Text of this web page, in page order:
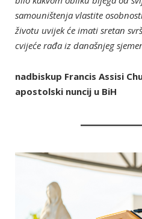
samouništenja vlastite
životu uvijek će imati sretan
cvijeće rađa iz današnjeg
nadbiskup Francis Assisi
apostolski nuncij u BiH